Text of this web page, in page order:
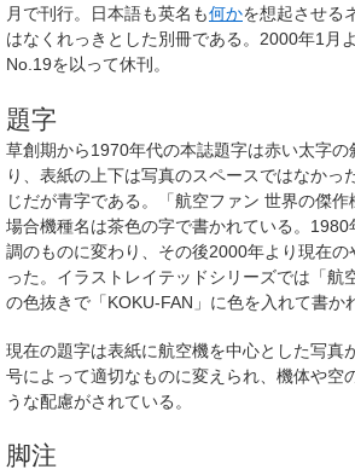
月で刊行。日本語も英名も何かを想起させる
はなくれっきとした別冊である。2000年1月
No.19を以って休刊。
題字
草創期から1970年代の本誌題字は赤い太字の
り、表紙の上下は写真のスペースではなかっ
じだが青字である。「航空ファン 世界の傑
場合機種名は茶色の字で書かれている。1980
調のものに変わり、その後2000年より現在
った。イラストレイテッドシリーズでは「航
の色抜きで「KOKU-FAN」に色を入れて書か
現在の題字は表紙に航空機を中心とした写真
号によって適切なものに変えられ、機体や空
うな配慮がされている。
脚注